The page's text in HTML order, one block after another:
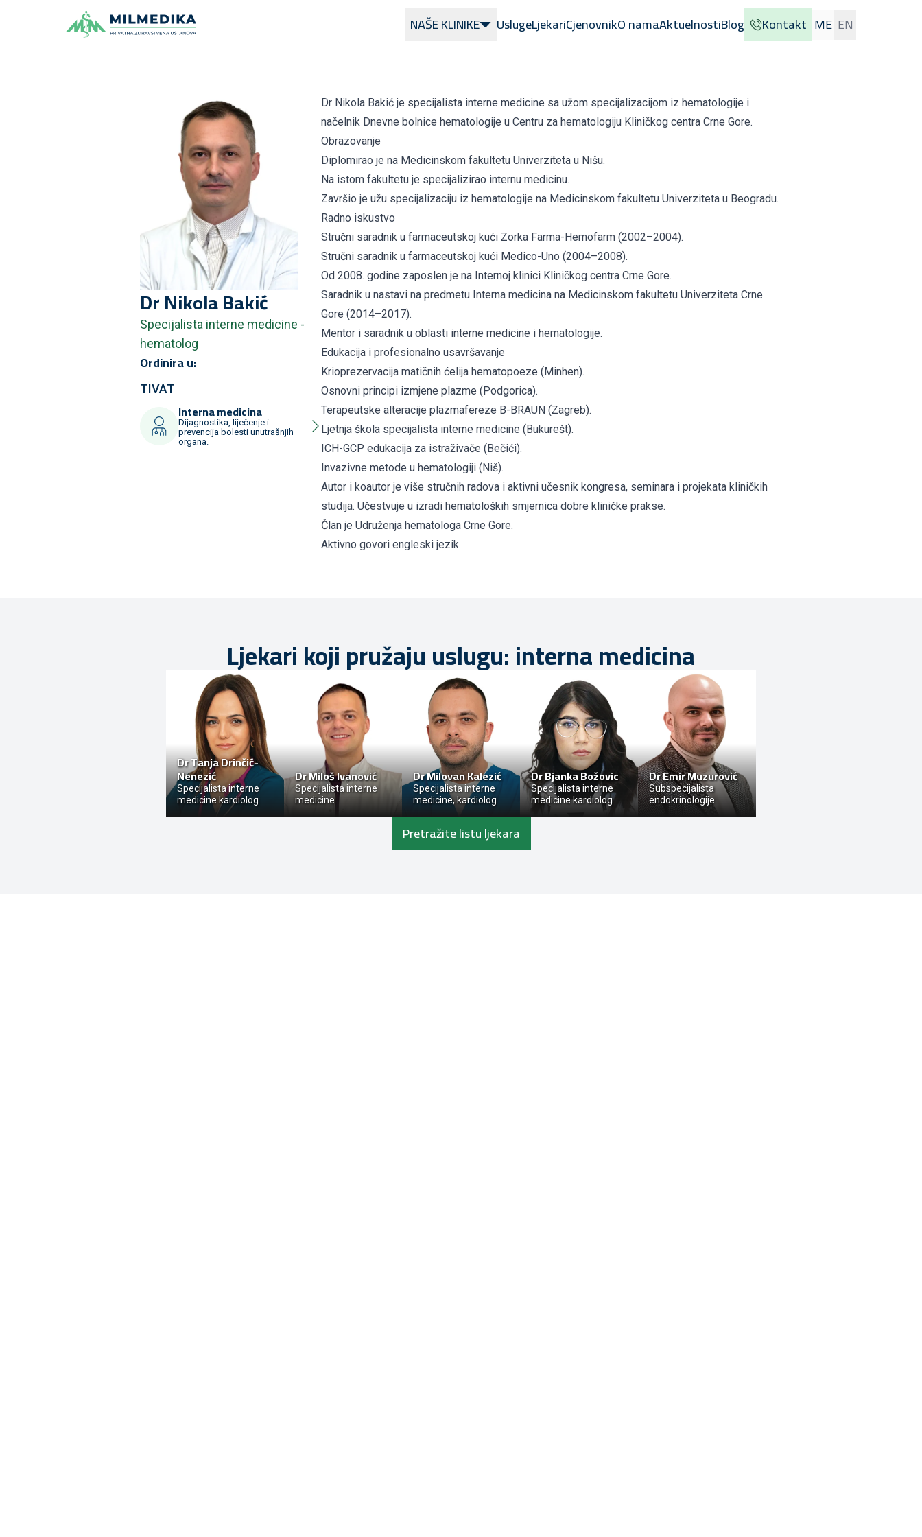
NAŠE KLINIKE UslugeLjekariCjenovnikO namaAktuelnostiBlog Kontakt ME EN
DrNikolaBakić
Specijalista interne medicine -
hematolog
Ordinira u:
TIVAT
Interna medicina
Dijagnostika, liječenje i
prevencija bolesti unutrašnjih
organa.
Dr Nikola Bakić je specijalista interne medicine sa užom specijalizacijom iz hematologije i
načelnik Dnevne bolnice hematologije u Centru za hematologiju Kliničkog centra Crne Gore.
Obrazovanje
Diplomirao je na Medicinskom fakultetu Univerziteta u Nišu.
Na istom fakultetu je specijalizirao internu medicinu.
Završio je užu specijalizaciju iz hematologije na Medicinskom fakultetu Univerziteta u Beogradu.
Radno iskustvo
Stručni saradnik u farmaceutskoj kući Zorka Farma-Hemofarm (2002–2004).
Stručni saradnik u farmaceutskoj kući Medico-Uno (2004–2008).
Od 2008. godine zaposlen je na Internoj klinici Kliničkog centra Crne Gore.
Saradnik u nastavi na predmetu Interna medicina na Medicinskom fakultetu Univerziteta Crne
Gore (2014–2017).
Mentor i saradnik u oblasti interne medicine i hematologije.
Edukacija i profesionalno usavršavanje
Krioprezervacija matičnih ćelija hematopoeze (Minhen).
Osnovni principi izmjene plazme (Podgorica).
Terapeutske alteracije plazmafereze B-BRAUN (Zagreb).
Ljetnja škola specijalista interne medicine (Bukurešt).
ICH-GCP edukacija za istraživače (Bečići).
Invazivne metode u hematologiji (Niš).
Autor i koautor je više stručnih radova i aktivni učesnik kongresa, seminara i projekata kliničkih
studija. Učestvuje u izradi hematoloških smjernica dobre kliničke prakse.
Član je Udruženja hematologa Crne Gore.
Aktivno govori engleski jezik.
Ljekari koji pružaju uslugu: interna medicina
DrTanja Drinčić-
Nenezić
Specijalista interne
medicine kardiolog
DrMiloš Ivanović
Specijalista interne
medicine
DrMilovan Kalezić
Specijalista interne
medicine, kardiolog
DrBjanka Božovic
Specijalista interne
medicine kardiolog
DrEmir Muzurović
Subspecijalista
endokrinologije
Pretražite listu ljekara